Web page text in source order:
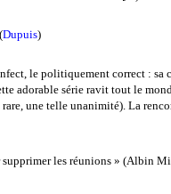
Dupuis)
le politiquement correct :
adorable série ravit tout le
rare, une telle unanimité). La
les réunions » (Albin